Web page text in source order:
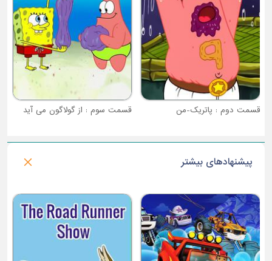
قسمت دوم : پاتریک-من قسمت سوم : از گولاگون می آید
پیشنهادهای بیشتر